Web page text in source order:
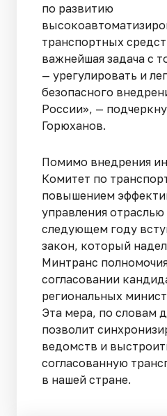
по развитию
транспортных
важнейшая задача с
— урегулировать и
безопасного
России», —
Горюханов.
Помимо внедрения
Комитет по
повышением
управления
следующем году
закон, который
Минтранс
согласовании
региональных
Эта мера, по словам
позволит
ведомств и
согласованную
в нашей стране.